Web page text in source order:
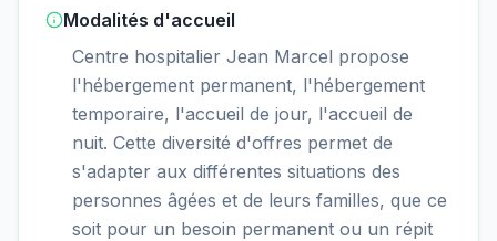
Modalités d'accueil
Centre hospitalier Jean Marcel propose
l'hébergement permanent, l'hébergement
temporaire, l'accueil de jour, l'accueil de
nuit. Cette diversité d'offres permet de
s'adapter aux différentes situations des
personnes âgées et de leurs familles, que ce
soit pour un besoin permanent ou un répit